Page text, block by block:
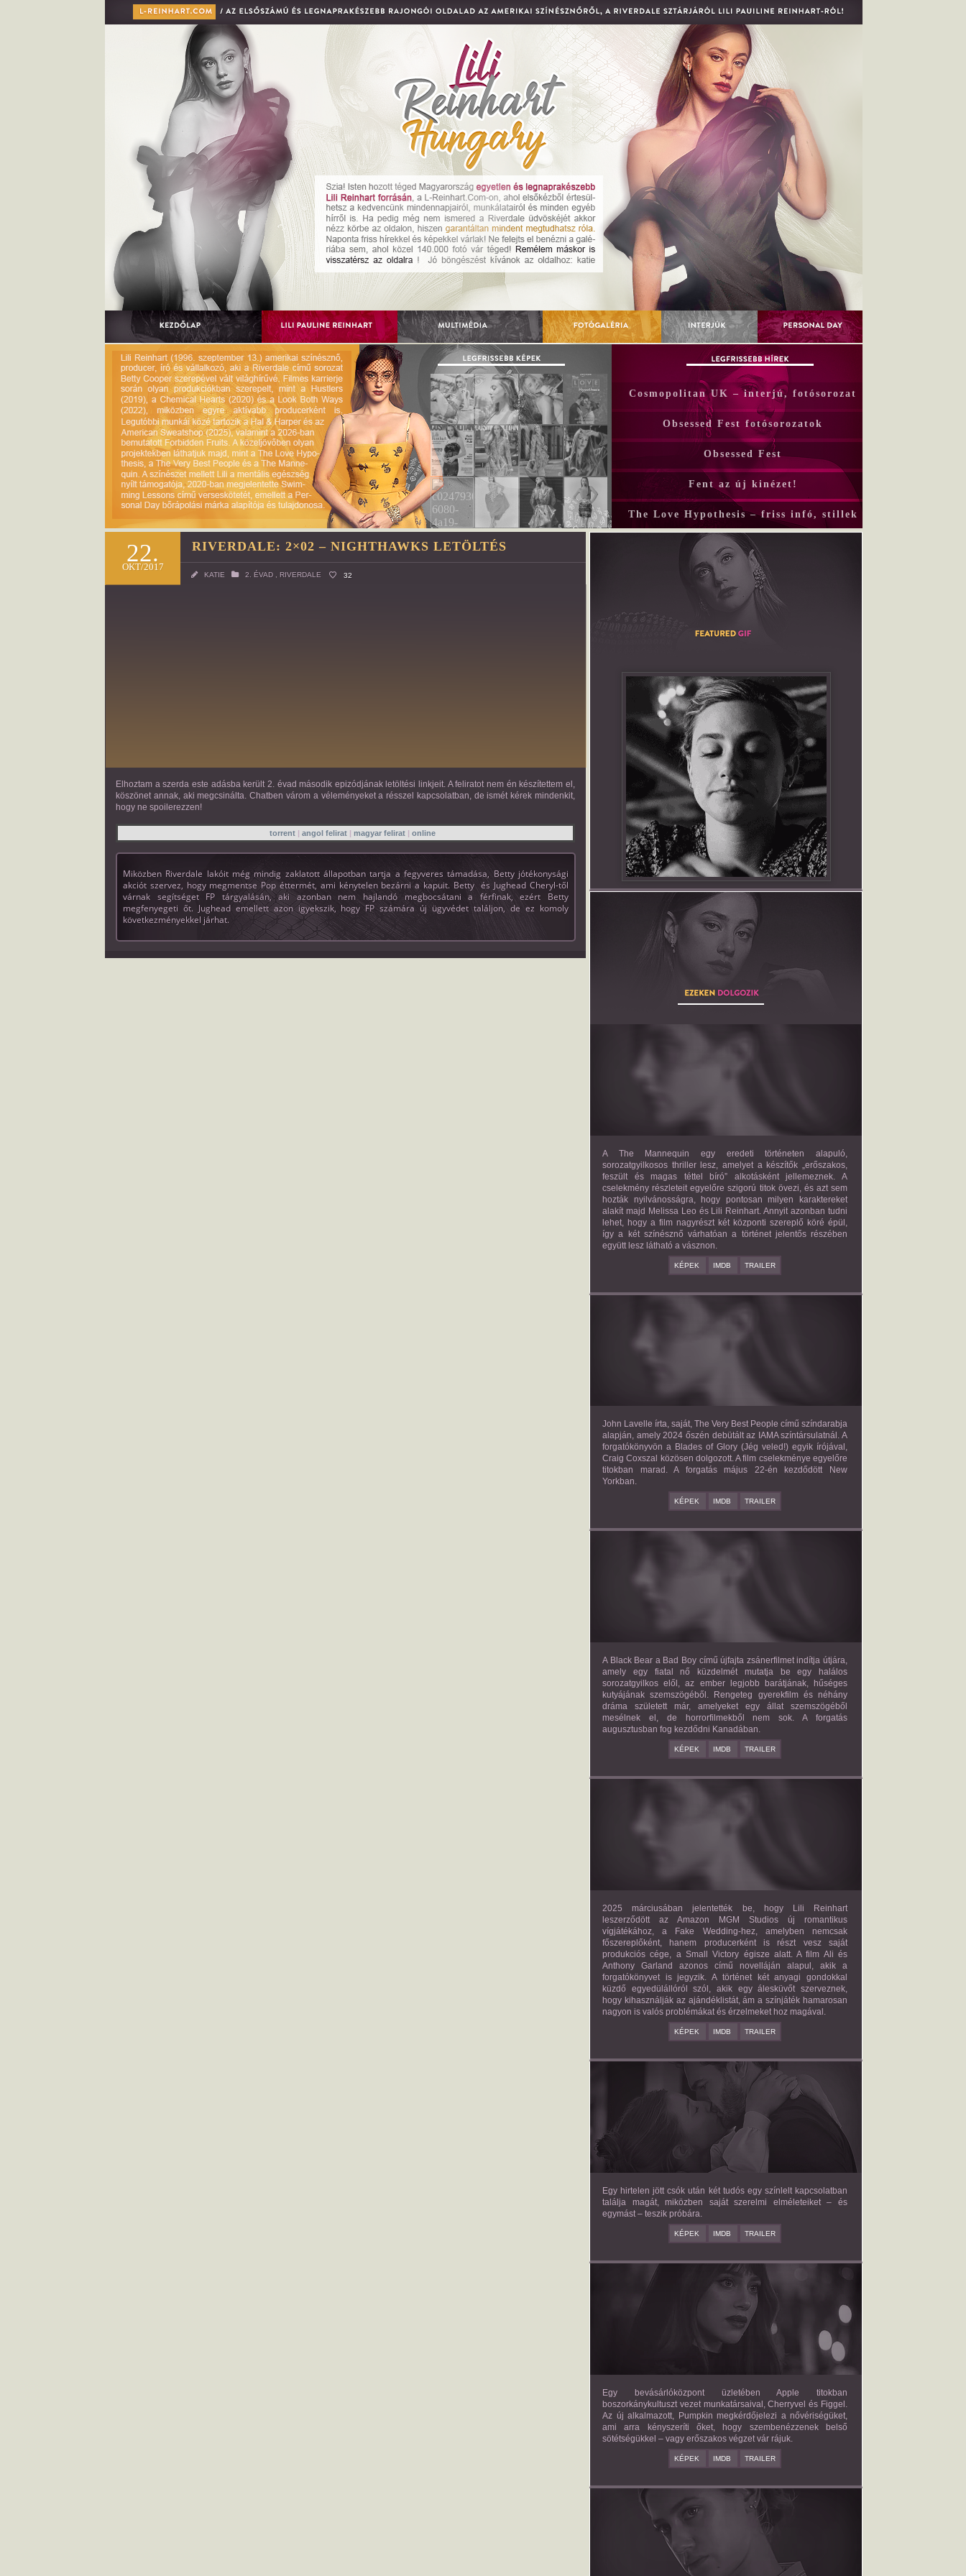
Cosmopolitan UK – interjú, fotósorozat
Obsessed Fest fotósorozatok
Obsessed Fest
Fent az új kinézet!
The Love Hypothesis – friss infó, stillek
THE MANNEQUIN
A The Mannequin egy eredeti történeten alapuló,
sorozatgyilkosos thriller lesz, amelyet a készítők „erőszakos,
feszült és magas téttel bíró” alkotásként jellemeznek. A
cselekmény részleteit egyelőre szigorú titok övezi, és azt sem
hozták nyilvánosságra, hogy pontosan milyen karaktereket
alakít majd Melissa Leo és Lili Reinhart. Annyit azonban tudni
lehet, hogy a film nagyrészt két központi szereplő köré épül,
így a két színésznő várhatóan a történet jelentős részében
együtt lesz látható a vásznon.
KÉPEK IMDB TRAILER
THE VERY BEST PEOPLE
John Lavelle írta, saját, The Very Best People című színdarabja
alapján, amely 2024 őszén debütált az IAMA színtársulatnál. A
forgatókönyvön a Blades of Glory (Jég veled!) egyik írójával,
Craig Coxszal közösen dolgozott. A film cselekménye egyelőre
titokban marad. A forgatás május 22-én kezdődött New
Yorkban.
KÉPEK IMDB TRAILER
BAD BOY
A Black Bear a Bad Boy című újfajta zsánerfilmet indítja útjára,
amely egy fiatal nő küzdelmét mutatja be egy halálos
sorozatgyilkos elől, az ember legjobb barátjának, hűséges
kutyájának szemszögéből. Rengeteg gyerekfilm és néhány
dráma született már, amelyeket egy állat szemszögéből
mesélnek el, de horrorfilmekből nem sok. A forgatás
augusztusban fog kezdődni Kanadában.
KÉPEK IMDB TRAILER
FAKE WEDDING
2025 márciusában jelentették be, hogy Lili Reinhart
leszerződött az Amazon MGM Studios új romantikus
vígjátékához, a Fake Wedding-hez, amelyben nemcsak
főszereplőként, hanem producerként is részt vesz saját
produkciós cége, a Small Victory égisze alatt. A film Ali és
Anthony Garland azonos című novelláján alapul, akik a
forgatókönyvet is jegyzik. A történet két anyagi gondokkal
küzdő egyedülállóról szól, akik egy álesküvőt szerveznek,
hogy kihasználják az ajándéklistát, ám a színjáték hamarosan
nagyon is valós problémákat és érzelmeket hoz magával.
KÉPEK IMDB TRAILER
THE LOVE HYPOTHESIS
2026/09/23
OLIVE SMITH
Egy hirtelen jött csók után két tudós egy színlelt kapcsolatban
találja magát, miközben saját szerelmi elméleteiket – és
egymást – teszik próbára.
KÉPEK IMDB TRAILER
FORBIDDEN FRUITS
2026/03/27
APPLE
Egy bevásárlóközpont üzletében Apple titokban
boszorkánykultuszt vezet munkatársaival, Cherryvel és Figgel.
Az új alkalmazott, Pumpkin megkérdőjelezi a nővériségüket,
ami arra kényszeríti őket, hogy szembenézzenek belső
sötétségükkel – vagy erőszakos végzet vár rájuk.
KÉPEK IMDB TRAILER
AMERICAN SWEATSHOP
DAISY MORIARTY
22.
OKT/2017
RIVERDALE: 2×02 – NIGHTHAWKS LETÖLTÉS
KATIE 2. ÉVAD RIVERDALE 32
Elhoztam a szerda este adásba került 2. évad második epizódjának letöltési linkjeit. A feliratot nem én készítettem el,
köszönet annak, aki megcsinálta. Chatben várom a véleményeket a résszel kapcsolatban, de ismét kérek mindenkit,
hogy ne spoilerezzen!
torrent | angol felirat | magyar felirat | online
Miközben Riverdale lakóit még mindig zaklatott állapotban tartja a fegyveres támadása, Betty jótékonysági
akciót szervez, hogy megmentse Pop éttermét, ami kénytelen bezárni a kapuit. Betty és Jughead Cheryl-től
várnak segítséget FP tárgyalásán, aki azonban nem hajlandó megbocsátani a férfinak, ezért Betty
megfenyegeti őt. Jughead emellett azon igyekszik, hogy FP számára új ügyvédet találjon, de ez komoly
következményekkel járhat.